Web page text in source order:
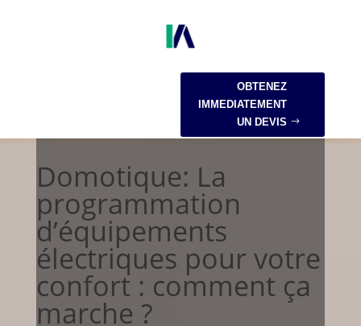
OBTENEZ
IMMEDIATEMENT
UN DEVIS
Domotique: La
programmation
d’équipements
électriques pour votre
confort : comment ça
marche ?